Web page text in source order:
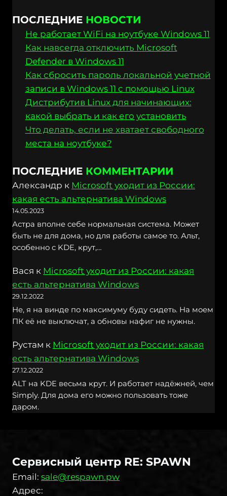
ПОСЛЕДНИЕ НОВОСТИ
Не работает WiFi на ноутбуке Windows 11
Как навсегда отключить Microsoft
Defender в Windows 11
Как сбросить пароль локальной учетной
записи в Windows 11 с помощью Linux
Дистрибутив Linux для начинающих:
какой выбрать и как его установить
Что делать, если не хватает свободного
места на ноутбуке?
ПОСЛЕДНИЕ КОММЕНТАРИИ
Александр к Microsoft уходит из России:
какая есть альтернатива Windows
14.05.2023
Астра вполне себе нормальная система. Может
быть не для дома, но для работы самое то. Альт,
особенно с KDE, крут,…
Вася к Microsoft уходит из России: какая
есть альтернатива Windows
29.12.2022
Не, я на винде по максимуму буду сидеть. На моем
ПК её не выключат, а обновы нафиг не нужны.
Рустам к Microsoft уходит из России: какая
есть альтернатива Windows
27.12.2022
ALT на KDE весьма крут. И работает надёжней, чем
Simply. Для дома его можно пользовать тоже
даром.
Сервисный центр RE: SPAWN
Email: sale@respawn.pw
Адрес: